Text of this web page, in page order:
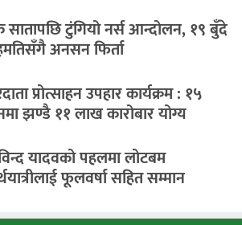
टुंगियो नर्स आन्दोलन, १९ बुँदे
अनसन फिर्ता
प्रोत्साहन उपहार कार्यक्रम : १५
झण्डै ११ लाख कारोबार योग्य
यादवको पहलमा लोटबम
फूलवर्षा सहित सम्मान